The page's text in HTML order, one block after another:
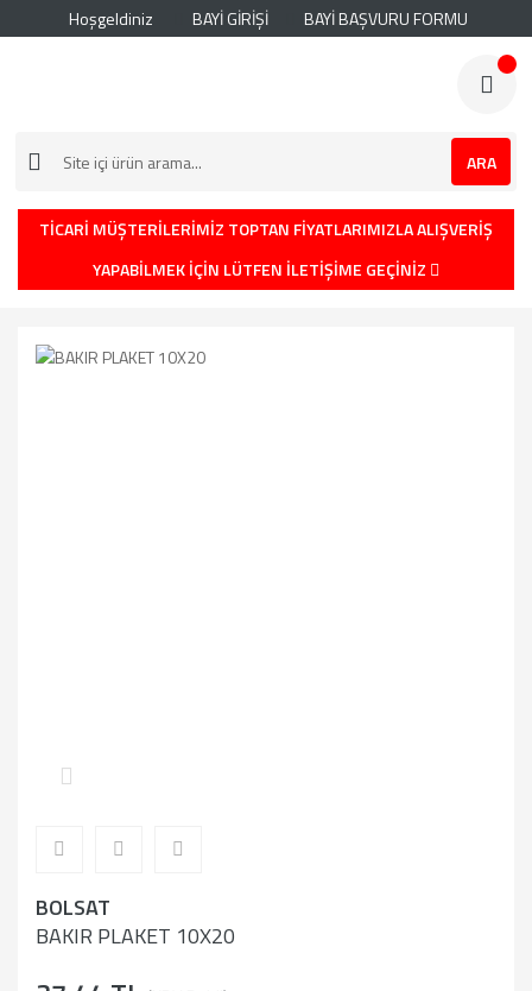
Hoşgeldiniz BAYİ GİRİŞİ BAYİ BAŞVURU FORMU
ARA
TİCARİ MÜŞTERİLERİMİZ TOPTAN FİYATLARIMIZLA ALIŞVERİŞ
YAPABİLMEK İÇİN LÜTFEN İLETİŞİME GEÇİNİZ
BOLSAT
BAKIR PLAKET 10X20